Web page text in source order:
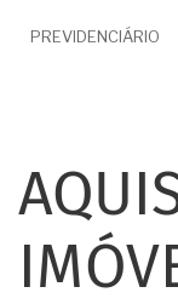
PREVIDENCIÁRIO